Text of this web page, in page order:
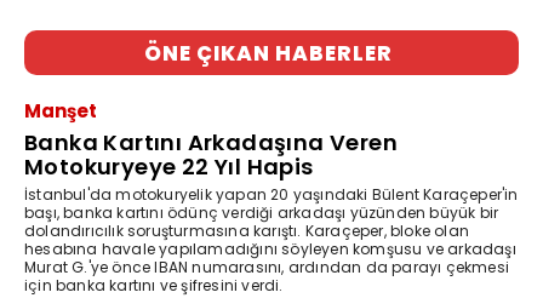
ÖNE ÇIKAN HABERLER
Manşet
Banka Kartını Arkadaşına Veren
Motokuryeye 22 Yıl Hapis
İstanbul'da motokuryelik yapan 20 yaşındaki Bülent Karaçeper'in
başı, banka kartını ödünç verdiği arkadaşı yüzünden büyük bir
dolandırıcılık soruşturmasına karıştı. Karaçeper, bloke olan
hesabına havale yapılamadığını söyleyen komşusu ve arkadaşı
Murat G.'ye önce IBAN numarasını, ardından da parayı çekmesi
için banka kartını ve şifresini verdi.